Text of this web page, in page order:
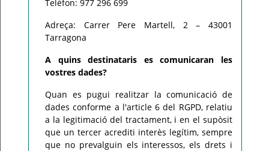
Telèfon: 977 296 699
Adreça: Carrer Pere Martell, 2 – 43001
Tarragona
A quins destinataris es comunicaran les
vostres dades?
Quan es pugui realitzar la comunicació de
dades conforme a l'article 6 del RGPD, relatiu
a la legitimació del tractament, i en el supòsit
que un tercer acrediti interès legítim, sempre
que no prevalguin els interessos, els drets i